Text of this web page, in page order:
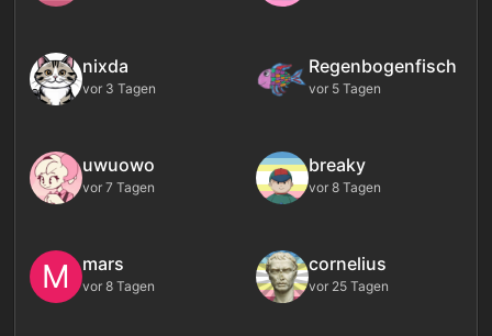
nixda
vor 3 Tagen
Regenbogenfisch
vor 5 Tagen
uwuowo
vor 7 Tagen
breaky
vor 8 Tagen
M mars
vor 8 Tagen
cornelius
vor 25 Tagen